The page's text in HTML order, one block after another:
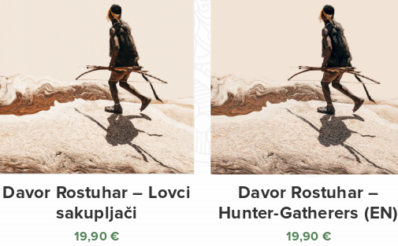
Davor Rostuhar – Lovci
sakupljači
19,90€
Davor Rostuhar –
Hunter-Gatherers (EN)
19,90 €